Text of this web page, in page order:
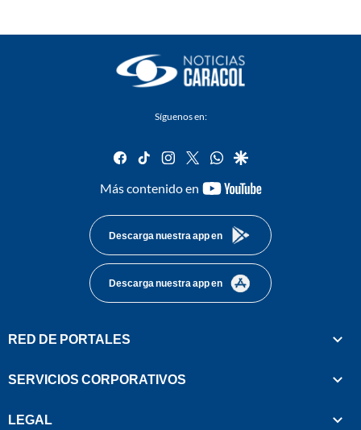
Síguenos en:
facebook
tiktok instagram
twitterwhatsapp
google
Más contenido en
youtube-
Descarga nuestra app en
Descarga nuestra app en
RED DE PORTALES
SERVICIOS CORPORATIVOS
LEGAL